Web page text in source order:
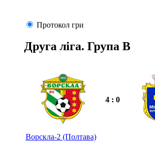
Протокол гри
Друга ліга. Група В
4 : 0
Ворскла-2 (Полтава)